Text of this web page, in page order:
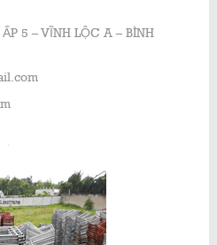
5 – VĨNH LỘC A – BÌNH